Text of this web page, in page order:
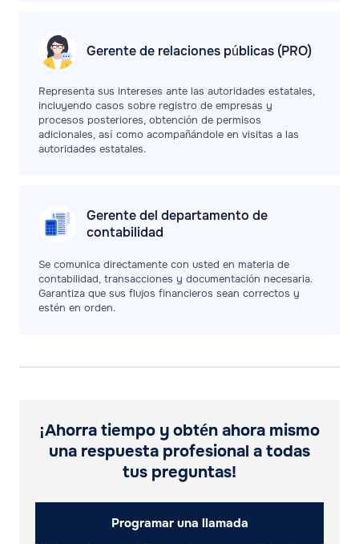
Gerente de relaciones públicas (PRO)
Representa sus intereses ante las autoridades estatales,
incluyendo casos sobre registro de empresas y
procesos posteriores, obtención de permisos
adicionales, así como acompañándole en visitas a las
autoridades estatales.
Gerente del departamento de
contabilidad
Se comunica directamente con usted en materia de
contabilidad, transacciones y documentación necesaria.
Garantiza que sus flujos financieros sean correctos y
estén en orden.
¡Ahorra tiempo y obtén ahora mismo
una respuesta profesional a todas
tus preguntas!
Programar una llamada